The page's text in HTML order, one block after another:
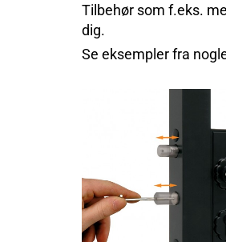
Tilbehør som f.eks.
dig.
Se eksempler fra